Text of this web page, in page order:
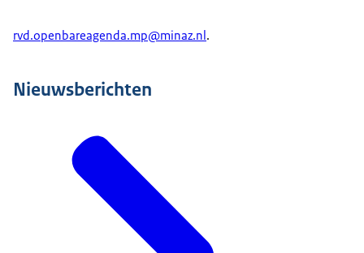
besluitvorming. Dat zal uiterlijk in de laatste week
over het proces rondom de noodwetgeving een
de ministerraad samen nog even kort over
gesproken. De minister heeft zojuist gezegd dat ze
dat niet zo had moeten doen. Ze heeft benadrukt
juist veel respect te hebben voor het parlement.
Het traject van de noodwetgeving handelen we de
komende twee weken zorgvuldig af in de
rvd.openbareagenda.mp@minaz.nl.
Nieuwsberichten